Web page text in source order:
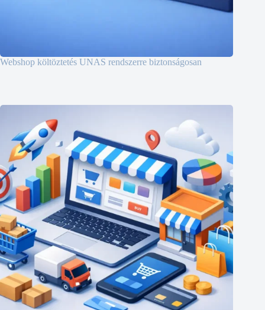
Webshop költöztetés UNAS rendszerre biztonságosan